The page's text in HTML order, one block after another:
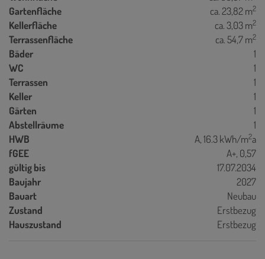
Gartenfläche ca. 23,82 m2
Kellerfläche ca. 3,03 m2
Terrassenfläche ca. 54,7 m2
Bäder
1
WC
1
Terrassen
1
Keller
1
Gärten
1
Abstellräume
1
HWB
A, 16.3 kWh/m2a
fGEE
A+, 0,57
gültig bis
17.07.2034
Baujahr
2027
Bauart
Neubau
Zustand
Erstbezug
Hauszustand
Erstbezug